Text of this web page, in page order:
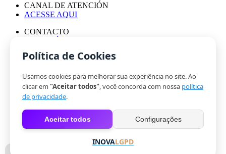
CANAL DE ATENCIÓN
ACESSE AQUI
CONTACTO
© HINODE GROUP 2024
|
CÓDIGO DE ÉTICA
|
POLÍTICA DE PRIVACIDAD
|
Política de Cookies
Usamos cookies para melhorar sua experiência no site. Ao
clicar em "Aceitar todos", você concorda com nossa política
de privacidade.
Aceitar todos Configurações
INOVALGPD